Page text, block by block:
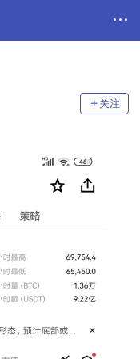
关注